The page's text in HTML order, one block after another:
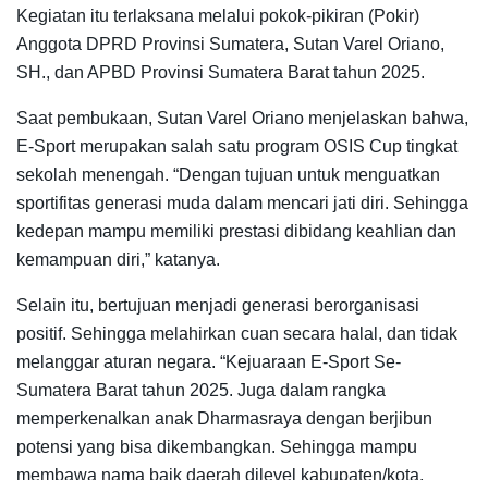
Kegiatan itu terlaksana melalui pokok-pikiran (Pokir)
Anggota DPRD Provinsi Sumatera, Sutan Varel Oriano,
SH., dan APBD Provinsi Sumatera Barat tahun 2025.
Saat pembukaan, Sutan Varel Oriano menjelaskan bahwa,
E-Sport merupakan salah satu program OSIS Cup tingkat
sekolah menengah. “Dengan tujuan untuk menguatkan
sportifitas generasi muda dalam mencari jati diri. Sehingga
kedepan mampu memiliki prestasi dibidang keahlian dan
kemampuan diri,” katanya.
Selain itu, bertujuan menjadi generasi berorganisasi
positif. Sehingga melahirkan cuan secara halal, dan tidak
melanggar aturan negara. “Kejuaraan E-Sport Se-
Sumatera Barat tahun 2025. Juga dalam rangka
memperkenalkan anak Dharmasraya dengan berjibun
potensi yang bisa dikembangkan. Sehingga mampu
membawa nama baik daerah dilevel kabupaten/kota,